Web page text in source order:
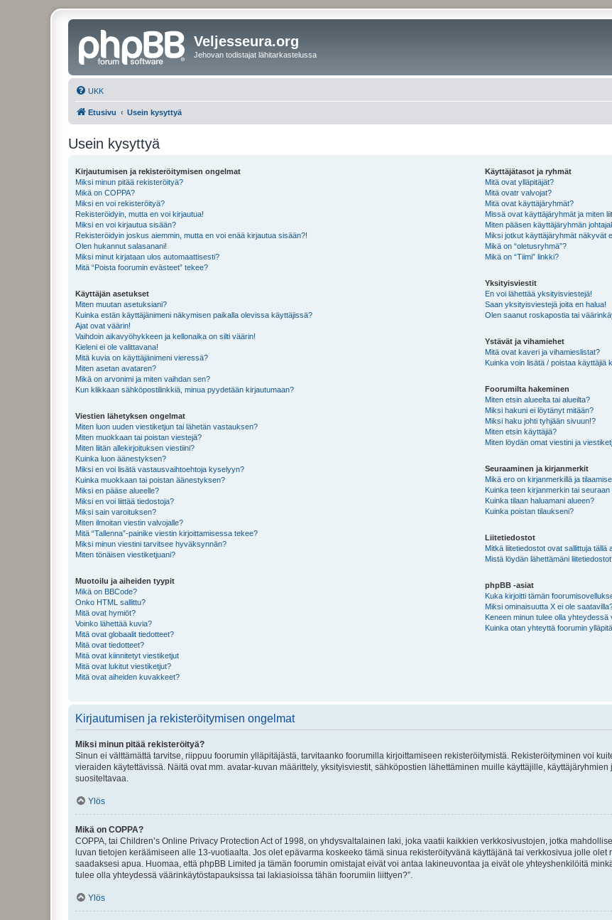
Veljesseura.org
Jehovan todistajat lähitarkastelussa
UKK
Etusivu Usein kysyttyä
Usein kysyttyä
Kirjautumisen ja rekisteröitymisen ongelmat
Miksi minun pitää rekisteröityä?
Mikä on COPPA?
Miksi en voi rekisteröityä?
Rekisteröidyin, mutta en voi kirjautua!
Miksi en voi kirjautua sisään?
Rekisteröidyin joskus aiemmin, mutta en voi enää kirjautua sisään?!
Olen hukannut salasanani!
Miksi minut kirjataan ulos automaattisesti?
Mitä “Poista foorumin evästeet” tekee?
Käyttäjän asetukset
Miten muutan asetuksiani?
Kuinka estän käyttäjänimeni näkymisen paikalla olevissa käyttäjissä?
Ajat ovat väärin!
Vaihdoin aikavyöhykkeen ja kellonaika on silti väärin!
Kieleni ei ole valittavana!
Mitä kuvia on käyttäjänimeni vieressä?
Miten asetan avataren?
Mikä on arvonimi ja miten vaihdan sen?
Kun klikkaan sähköpostilinkkiä, minua pyydetään kirjautumaan?
Viestien lähetyksen ongelmat
Miten luon uuden viestiketjun tai lähetän vastauksen?
Miten muokkaan tai poistan viestejä?
Miten liitän allekirjoituksen viestiini?
Kuinka luon äänestyksen?
Miksi en voi lisätä vastausvaihtoehtoja kyselyyn?
Kuinka muokkaan tai poistan äänestyksen?
Miksi en pääse alueelle?
Miksi en voi liittää tiedostoja?
Miksi sain varoituksen?
Miten ilmoitan viestin valvojalle?
Mitä “Tallenna”-painike viestin kirjoittamisessa tekee?
Miksi minun viestini tarvitsee hyväksynnän?
Miten tönäisen viestiketjuani?
Muotoilu ja aiheiden tyypit
Mikä on BBCode?
Onko HTML sallittu?
Mitä ovat hymiöt?
Voinko lähettää kuvia?
Mitä ovat globaalit tiedotteet?
Mitä ovat tiedotteet?
Mitä ovat kiinnitetyt viestiketjut
Mitä ovat lukitut viestiketjut?
Mitä ovat aiheiden kuvakkeet?
Käyttäjätasot ja ryhmät
Mitä ovat ylläpitäjät?
Mitä ovatr valvojat?
Mitä ovat käyttäjäryhmät?
Missä ovat käyttäjäryhmät ja miten
Miten pääsen käyttäjäryhmän
Miksi jotkut käyttäjäryhmät näkyvät
Mikä on “oletusryhmä”?
Mikä on “Tiimi” linkki?
Yksityisviestit
En voi lähettää yksityisviestejä!
Saan yksityisviestejä joita en halua!
Olen saanut roskapostia tai
Ystävät ja vihamiehet
Mitä ovat kaveri ja vihamieslistat?
Kuinka voin lisätä / poistaa käyttäjiä
Foorumilta hakeminen
Miten etsin alueelta tai alueilta?
Miksi hakuni ei löytänyt mitään?
Miksi haku johti tyhjään sivuun!?
Miten etsin käyttäjiä?
Miten löydän omat viestini ja
Seuraaminen ja kirjanmerkit
Mikä ero on kirjanmerkillä ja
Kuinka teen kirjanmerkin tai seuraan
Kuinka tilaan haluamani alueen?
Kuinka poistan tilaukseni?
Liitetiedostot
Mitkä liitetiedostot ovat sallittuja tällä
Mistä löydän lähettämäni
phpBB -asiat
Kuka kirjoitti tämän
Miksi ominaisuutta X ei ole
Keneen minun tulee olla
Kuinka otan yhteyttä foorumin
Kirjautumisen ja rekisteröitymisen ongelmat
Miksi minun pitää rekisteröityä?
Sinun ei välttämättä tarvitse, riippuu foorumin ylläpitäjästä, tarvitaanko foorumilla kirjoittamiseen rekisteröitymistä. Rekisteröityminen voi
vieraiden käytettävissä. Näitä ovat mm. avatar-kuvan määrittely, yksityisviestit, sähköpostien lähettäminen muille käyttäjille,
suositeltavaa.
Ylös
Mikä on COPPA?
COPPA, tai Children’s Online Privacy Protection Act of 1998, on yhdysvaltalainen laki, joka vaatii kaikkien verkkosivustojen, jotka
luvan tietojen keräämiseen alle 13-vuotiaalta. Jos olet epävarma koskeeko tämä sinua rekisteröityvänä käyttäjänä tai verkkosivua jolle
saadaksesi apua. Huomaa, että phpBB Limited ja tämän foorumin omistajat eivät voi antaa lakineuvontaa ja eivät ole yhteyshenkilöitä
tulee olla yhteydessä väärinkäytöstapauksissa tai lakiasioissa tähän foorumiin liittyen?”.
Ylös